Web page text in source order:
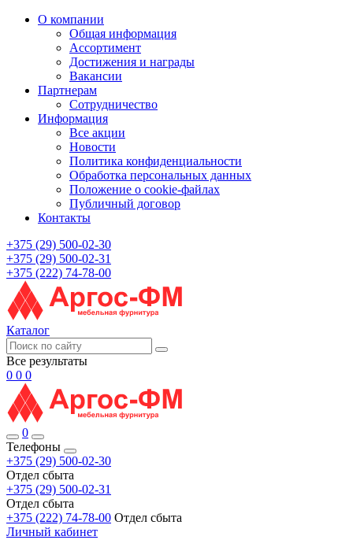
О компании
Общая информация
Ассортимент
Достижения и награды
Вакансии
Партнерам
Сотрудничество
Информация
Все акции
Новости
Политика конфиденциальности
Обработка персональных данных
Положение о cookie-файлах
Публичный договор
Контакты
+375 (29) 500-02-30
+375 (29) 500-02-31
+375 (222) 74-78-00
Каталог
Все результаты
0 0 0
0
Телефоны
+375 (29) 500-02-30
Отдел сбыта
+375 (29) 500-02-31
Отдел сбыта
+375 (222) 74-78-00 Отдел сбыта
Личный кабинет